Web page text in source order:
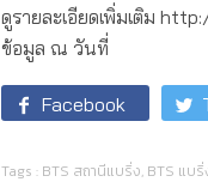
ดูรายละเอียดเพิ่มเติม
ข้อมูล ณ วันที่
Facebook
Tags : BTS สถานีแบริ่ง, BTS แบริ่